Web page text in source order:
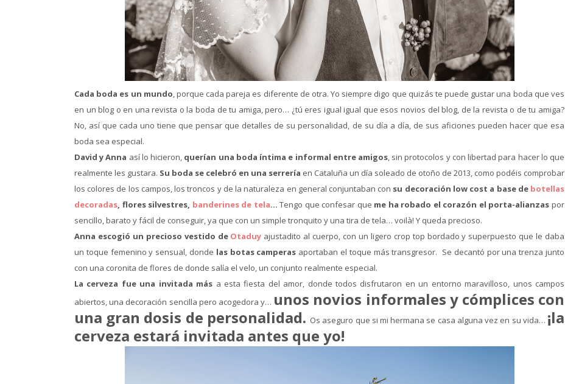
Cada boda es un mundo, porque cada pareja es diferente de otra. Yo siempre digo que quizás te puede gustar una boda que ves
en un blog o en una revista o la boda de tu amiga, pero… ¿tú eres igual igual que esos novios del blog, de la revista o de tu amiga?
No, así que cada uno tiene que pensar que detalles de su personalidad, de su día a día, de sus aficiones pueden hacer que esa
boda sea especial.
David y Anna así lo hicieron, querían una boda íntima e informal entre amigos, sin protocolos y con libertad para hacer lo que
realmente les gustara. Su boda se celebró en una serrería en Cataluña un día soleado de otoño de 2013, como podéis comprobar
los colores de los campos, los troncos y de la naturaleza en general conjuntaban con su decoración low cost a base debotellas
decoradas, flores silvestres, banderines de tela… Tengo que confesar que me ha robado el corazón el porta-alianzas por
sencillo, barato y fácil de conseguir, ya que con un simple tronquito y una tira de tela… voilà! Y queda precioso.
Anna escogió un precioso vestido de Otaduy ajustadito al cuerpo, con un ligero crop top bordado y superpuesto que le daba
un toque femenino y sensual, donde las botas camperas aportaban el toque más transgresor. Se decantó por una trenza junto
con una coronita de flores de donde salía el velo, un conjunto realmente especial.
La cerveza fue una invitada más a esta fiesta del amor, donde todos disfrutaron en un entorno maravilloso, unos campos
abiertos, una decoración sencilla pero acogedora y… unos novios informales y cómplices con
una gran dosis de personalidad. Os aseguro que si mi hermana se casa alguna vez en su vida… ¡la
cerveza estará invitada antes que yo!